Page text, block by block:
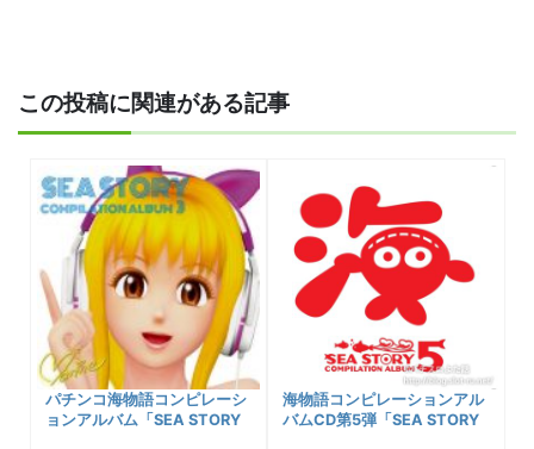
この投稿に関連がある記事
パチンコ海物語コンピレーシ
ョンアルバム「SEA STORY
海物語コンピレーションアル
バムCD第5弾「SEA STORY